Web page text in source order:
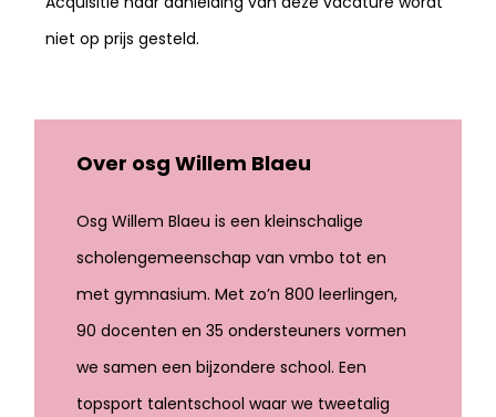
niet op prijs gesteld.
Over osg Willem Blaeu
Osg Willem Blaeu is een kleinschalige
scholengemeenschap van vmbo tot en
met gymnasium. Met zo’n 800 leerlingen,
90 docenten en 35 ondersteuners vormen
we samen een bijzondere school. Een
topsport talentschool waar we tweetalig